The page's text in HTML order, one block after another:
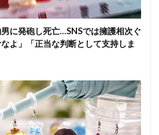
に発砲し死亡…SNSでは擁護相次ぐ
よ」「正当な判断として支持しま